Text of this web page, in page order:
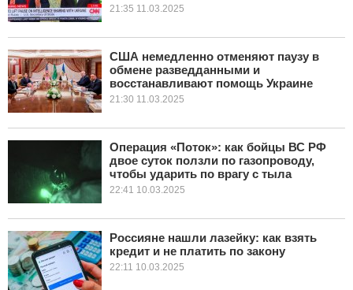
21:35 11.03.2025
США немедленно отменяют паузу в
обмене разведданными и
восстанавливают помощь Украине
21:30 11.03.2025
Операция «Поток»: как бойцы ВС РФ
двое суток ползли по газопроводу,
чтобы ударить по врагу с тыла
22:41 10.03.2025
Россияне нашли лазейку: как взять
кредит и не платить по закону
22:11 10.03.2025